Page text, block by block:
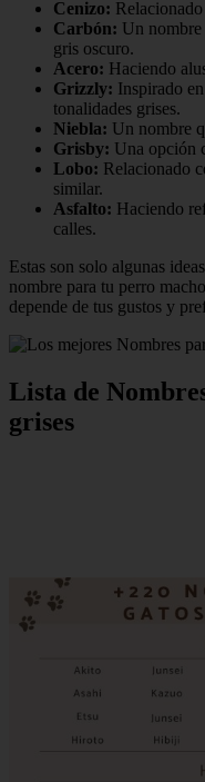
Cenizo:
Carbón: Un nombre
gris oscuro.
Acero: Haciendo
Grizzly: Inspirado
tonalidades grises.
Niebla: Un nombre
Grisby: Una opción
Lobo: Relacionado
similar.
Asfalto: Haciendo
calles.
Estas son solo algunas
nombre para tu perro
depende de tus gustos y
Lista de
grises